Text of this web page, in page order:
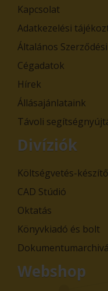
Kapcsolat
Adatkezelési
Általános
Cégadatok
Hírek
Állásajánlataink
Távoli
Divíziók
Költségvetés-
CAD Stúdió
Oktatás
Könyvkiadó és bolt
Webshop